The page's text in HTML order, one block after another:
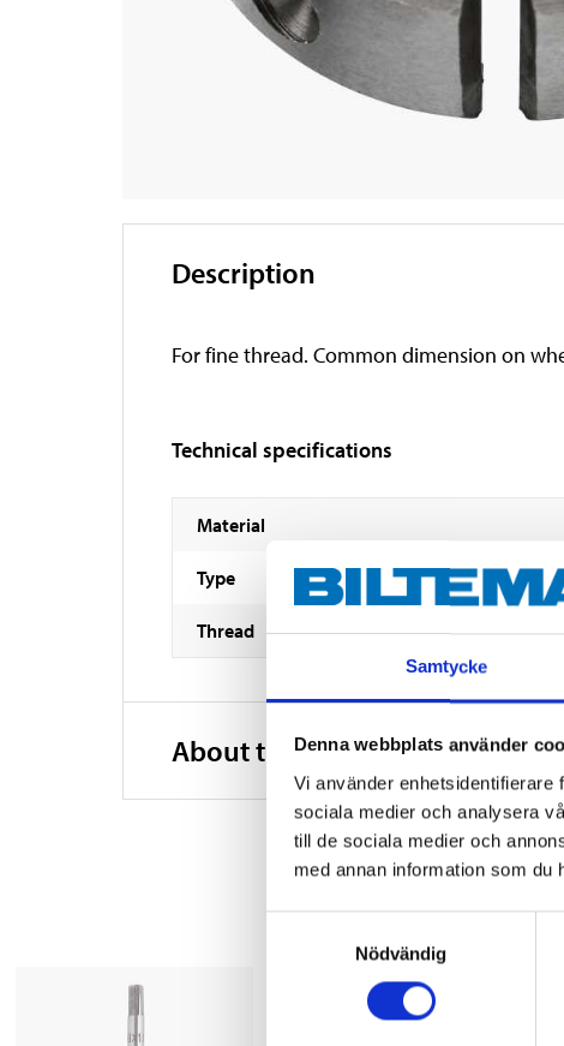
Samtycke
Denna webbplats använder
Vi använder enhetsidentifierare
sociala medier och analysera
till de sociala medier och
med annan information som du
Nödvändig
Description
For fine thread. Common dimension on
Technical specifications
Material
Type
Thread
About the manufacturer